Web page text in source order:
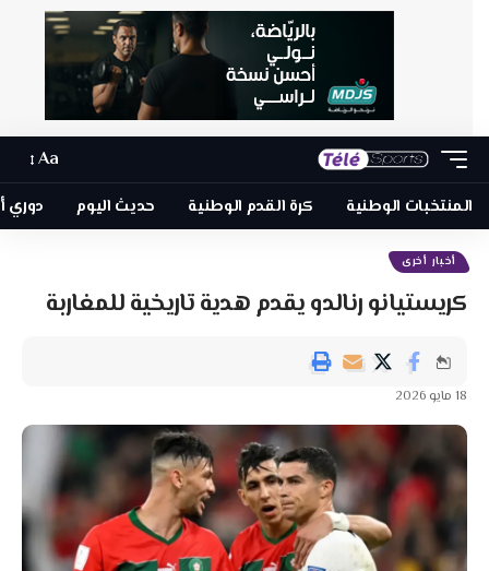
Aa
المنتخبات الوطنية كرة القدم الوطنية حديث اليوم دوري
أخبار أخرى
كريستيانو رنالدو يقدم هدية تاريخية للمغاربة